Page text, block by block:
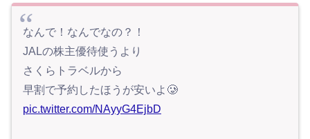
なんで！なんでなの？！
JALの株主優待使うより
さくらトラベルから
早割で予約したほうが安いよ🥲
pic.twitter.com/NAyyG4EjbD